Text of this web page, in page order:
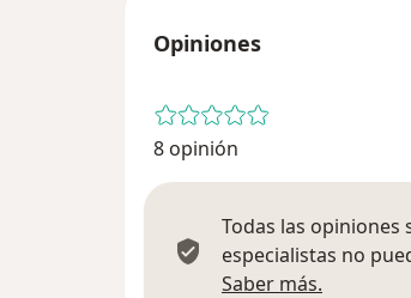
Opiniones
8 opinión
Todas las
especialistas no
Saber más.